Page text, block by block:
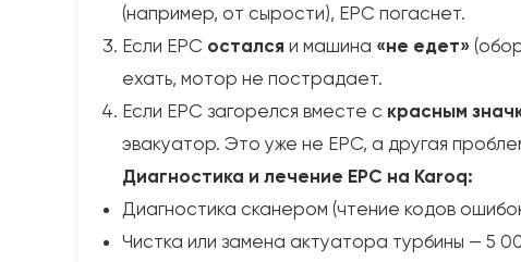
(например, от сырости), EPC погаснет.
Если EPC остался и машина «не едет»
ехать, мотор не пострадает.
Если EPC загорелся вместе с красным
эвакуатор. Это уже не EPC, а другая
Диагностика и лечение EPC на Karoq:
Диагностика сканером (чтение кодов
Чистка или замена актуатора турбины — 5